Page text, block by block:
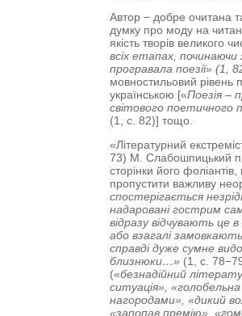
Автор − добре очитана
думку про моду на
якість творів великого
всіх етапах, починаючи
програвала поезії» (1,
мовностильовий рівень
українською [«Поезія –
світового поетичного
(1, с. 82)] тощо.
«Літературний
73) М. Слабошпицький
сторінки його
пропустити важливу
спостерігається
надаровані гострим
відразу відчувають це
або взагалі
справді дуже сумне
близнюки…» (1, с.
(«безнадійний
ситуація»,
нагородами», «дикий
«запопав премію»,